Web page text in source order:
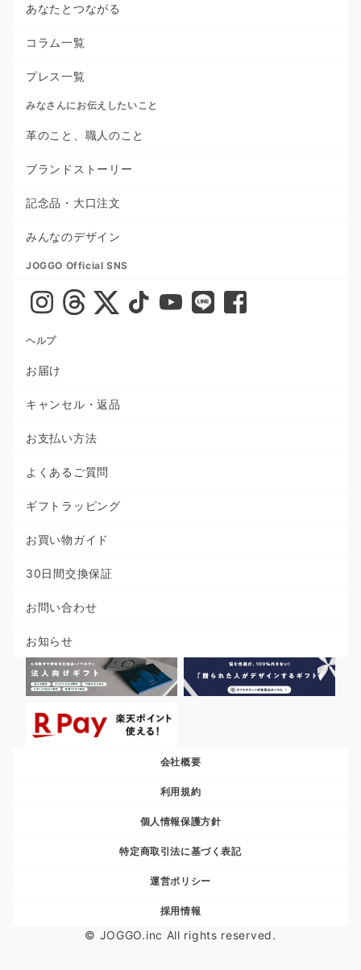
あなたとつながる
コラム一覧
プレス一覧
みなさんにお伝えしたいこと
革のこと、職人のこと
ブランドストーリー
記念品・大口注文
みんなのデザイン
JOGGO Official SNS
ヘルプ
お届け
キャンセル・返品
お支払い方法
よくあるご質問
ギフトラッピング
お買い物ガイド
30日間交換保証
お問い合わせ
お知らせ
会社概要
利用規約
個人情報保護方針
特定商取引法に基づく表記
運営ポリシー
採用情報
© JOGGO.inc All rights reserved.